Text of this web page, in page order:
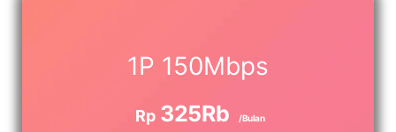
1P 150Mbps
Rp 325Rb /Bulan